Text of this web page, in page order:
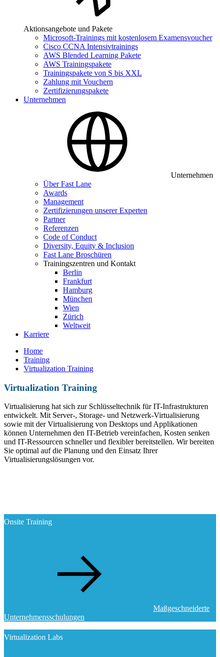
Aktionsangebote und Pakete
Microsoft-Trainings mit kostenlosem Examensvoucher
Cisco CCNA Intensivtrainings
AWS Blended Learning Pakete
AWS Trainingspakete
Trainingspakete von S bis XXL
Zahlung mit Vouchern
Zertifizierungspakete
Unternehmen
Unternehmen
Über Fast Lane
Awards
Management
Zertifizierungen unserer Experten
Partner
Referenzen
Code of Conduct
Diversity, Equity & Inclusion
Fast Lane Broschüren
Trainingszentren und Kontakt
Berlin
Frankfurt
Hamburg
München
Wien
Zürich
Weltweit
Karriere
Home
Training
Virtualization Training
Virtualization Training
Virtualisierung hat sich zur Schlüsseltechnik für IT-Infrastrukturen
entwickelt. Mit Server-, Storage- und Netzwerk-Virtualisierung
sowie mit der Virtualisierung von Desktops und Applikationen
können Unternehmen den IT-Betrieb vereinfachen, Kosten senken
und IT-Ressourcen schneller und flexibler bereitstellen. Wir bereiten
Sie optimal auf die Planung und den Einsatz Ihrer
Virtualisierungslösungen vor.
Onsite Training
Maßgeschneiderte
Unternehmensschulungen
Virtualization Labs